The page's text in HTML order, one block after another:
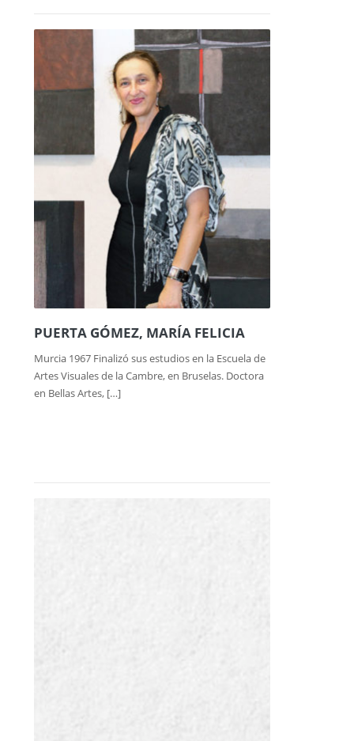
PUERTA GÓMEZ, MARÍA FELICIA
Murcia 1967 Finalizó sus estudios en la Escuela de
Artes Visuales de la Cambre, en Bruselas. Doctora
en Bellas Artes, […]